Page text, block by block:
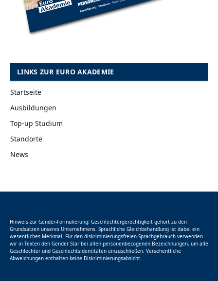
LINKS ZUR EURO AKADEMIE
Startseite
Ausbildungen
Top-up Studium
Standorte
News
Hinweis zur Gender-Formulierung: Geschlechtergerechtigkeit gehört zu den
Grundsätzen unseres Unternehmens. Sprachliche Gleichbehandlung ist dabei ein
wesentliches Merkmal. Für den diskriminierungsfreien Sprachgebrauch verwenden
wir in Texten den Gender Star bei allen personenbezogenen Bezeichnungen, um alle
Geschlechter und Geschlechtsidentitäten einzuschließen. Versehentliche
Abweichungen enthalten keine Diskriminierungsabsicht.